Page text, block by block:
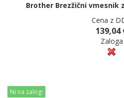
Brother Brezžični vmesnik
Cena z
139,04
Zaloga
Ni na zalogi